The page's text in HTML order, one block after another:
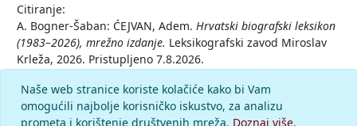
Citiranje:
A. Bogner-Šaban: ĆEJVAN, Adem. Hrvatski biografski leksikon
(1983–2026), mrežno izdanje. Leksikografski zavod Miroslav
Krleža, 2026. Pristupljeno 7.8.2026.
Komentar
Naše web stranice koriste kolačiće kako bi Vam
omogućili najbolje korisničko iskustvo, za analizu
prometa i korištenje društvenih mreža. Doznaj više.